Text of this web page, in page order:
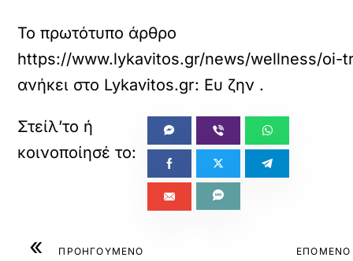
Το πρωτότυπο άρθρο
https://www.lykavitos.gr/news/wellness/
ανήκει στο Lykavitos.gr: Ευ ζην .
« ΠΡΟΗΓΟΥΜΕΝΟ ΕΠΟΜΕΝΟ